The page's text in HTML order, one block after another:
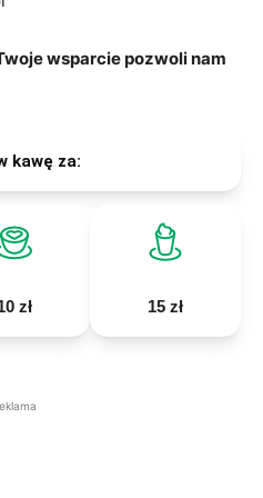
wsparcie pozwoli nam
kawę za:
zł 15 zł